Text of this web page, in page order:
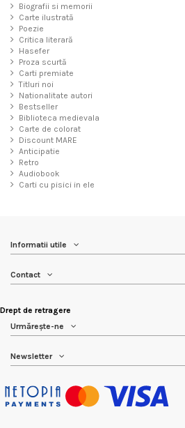
Biografii si memorii
Carte ilustrată
Poezie
Critica literară
Hasefer
Proza scurtă
Carti premiate
Titluri noi
Nationalitate autori
Bestseller
Biblioteca medievala
Carte de colorat
Discount MARE
Anticipatie
Retro
Audiobook
Carti cu pisici in ele
Informatii utile
Contact
Drept de retragere
Urmărește-ne
Newsletter